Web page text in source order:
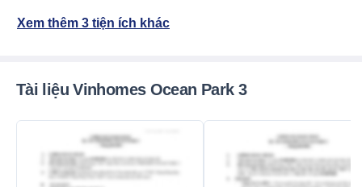
Xem thêm 3 tiện ích khác
Tài liệu Vinhomes Ocean Park 3